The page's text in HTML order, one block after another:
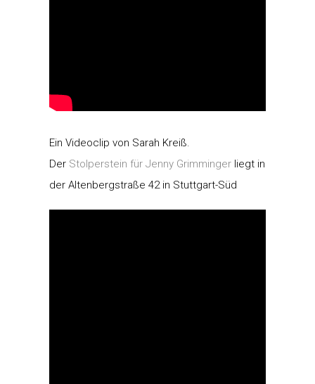
Ein Videoclip von Sarah Kreiß.
Der Stolperstein für Jenny Grimminger liegt in
der Altenbergstraße 42 in Stuttgart-Süd